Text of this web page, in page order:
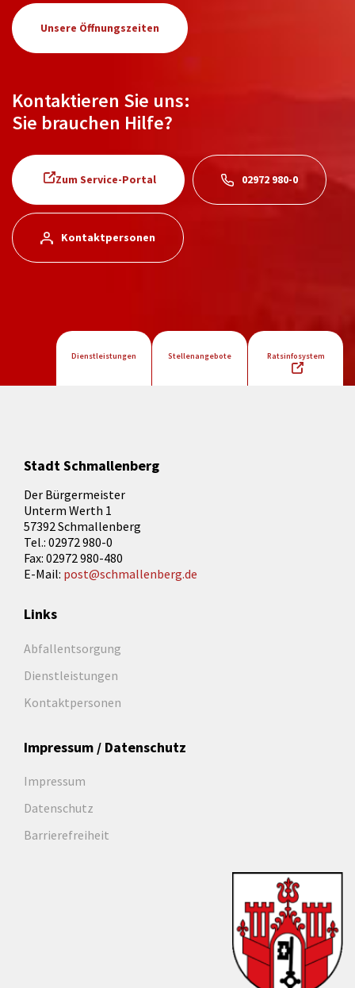
Unsere Öffnungszeiten
Kontaktieren Sie uns:
Sie brauchen Hilfe?
Zum Service-Portal 02972 980-0
Kontaktpersonen
Dienstleistungen Stellenangebote Ratsinfosystem
Stadt Schmallenberg
Der Bürgermeister
Unterm Werth 1
57392 Schmallenberg
Tel.: 02972 980-0
Fax: 02972 980-480
E-Mail: post@schmallenberg.de
Links
Abfallentsorgung
Dienstleistungen
Kontaktpersonen
Impressum / Datenschutz
Impressum
Datenschutz
Barrierefreiheit